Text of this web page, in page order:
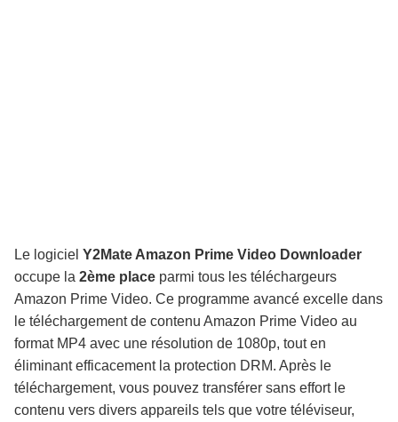
Le logiciel Y2Mate Amazon Prime Video Downloader
occupe la 2ème place parmi tous les téléchargeurs
Amazon Prime Video. Ce programme avancé excelle dans
le téléchargement de contenu Amazon Prime Video au
format MP4 avec une résolution de 1080p, tout en
éliminant efficacement la protection DRM. Après le
téléchargement, vous pouvez transférer sans effort le
contenu vers divers appareils tels que votre téléviseur,